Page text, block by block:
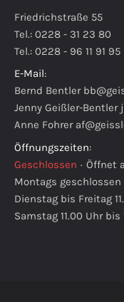
Friedrichstraße 55
Tel.: 0228 - 31 23 80
Tel.: 0228 - 96 11 91 95
E-Mail:
Bernd Bentler
Jenny Geißler-Bentler
Anne Fohrer
Öffnungszeiten:
Geschlossen · Öffnet
Montags geschlossen
Dienstag bis Freitag
Samstag 11.00 Uhr bis